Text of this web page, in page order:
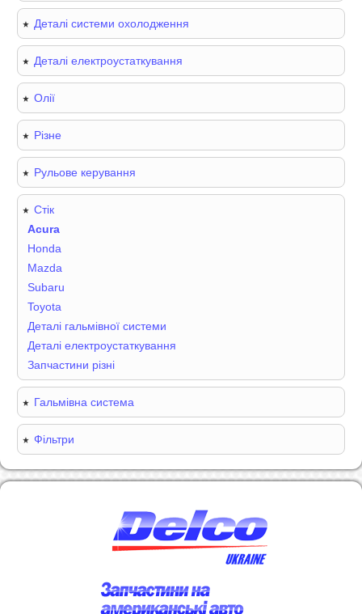
Деталі системи охолодження
Деталі електроустаткування
Олії
Різне
Рульове керування
Стік
Acura
Honda
Mazda
Subaru
Toyota
Деталі гальмівної системи
Деталі електроустаткування
Запчастини різні
Гальмівна система
Фільтри